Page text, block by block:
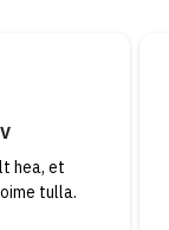
hea, et
tulla.